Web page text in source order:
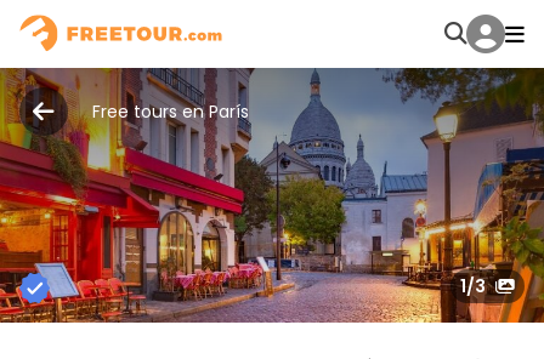
Free tours en París
1/3